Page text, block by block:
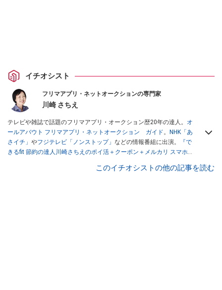
イチオシスト
フリマアプリ・ネットオークションの専門家
川崎 さちえ
テレビや雑誌で話題のフリマアプリ・オークション歴20年の達人。 オ
ールアバウト フリマアプリ・ネットオークション ガイド。
NHK「あ
さイチ」 やフジテレビ「ノンストップ」 などの情報番組に出演。
『で
きるfit 節約の達人川崎さちえのポイ活＋クーポン＋メルカリ スマホで
スマホ1つでスキマ時間に効率的に稼ぐ！』（翔泳社刊） ほか著書多
このイチオシストの他の記事を読む